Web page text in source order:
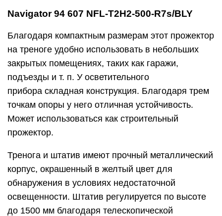
Navigator 94 607 NFL-T2H2-500-R7s/BLY
Благодаря компактным размерам этот прожектор
на треноге удобно использовать в небольших
закрытых помещениях, таких как гаражи,
подъезды и т. п. У осветительного
прибора складная конструкция. Благодаря трем
точкам опоры у него отличная устойчивость.
Может использоваться как строительный
прожектор.
Тренога и штатив имеют прочный металлический
корпус, окрашенный в желтый цвет для
обнаружения в условиях недостаточной
освещенности. Штатив регулируется по высоте
до 1500 мм благодаря телескопической